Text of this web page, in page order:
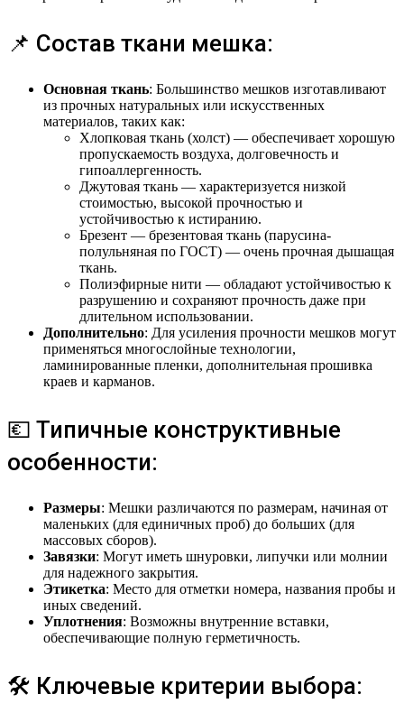
📌 Состав ткани мешка:
Основная ткань: Большинство мешков изготавливают
из прочных натуральных или искусственных
материалов, таких как:
Хлопковая ткань (холст) — обеспечивает хорошую
пропускаемость воздуха, долговечность и
гипоаллергенность.
Джутовая ткань — характеризуется низкой
стоимостью, высокой прочностью и
устойчивостью к истиранию.
Брезент — брезентовая ткань (парусина-
полульняная по ГОСТ) — очень прочная дышащая
ткань.
Полиэфирные нити — обладают устойчивостью к
разрушению и сохраняют прочность даже при
длительном использовании.
Дополнительно: Для усиления прочности мешков могут
применяться многослойные технологии,
ламинированные пленки, дополнительная прошивка
краев и карманов.
💶 Типичные конструктивные
особенности:
Размеры: Мешки различаются по размерам, начиная от
маленьких (для единичных проб) до больших (для
массовых сборов).
Завязки: Могут иметь шнуровки, липучки или молнии
для надежного закрытия.
Этикетка: Место для отметки номера, названия пробы и
иных сведений.
Уплотнения: Возможны внутренние вставки,
обеспечивающие полную герметичность.
🛠 Ключевые критерии выбора: